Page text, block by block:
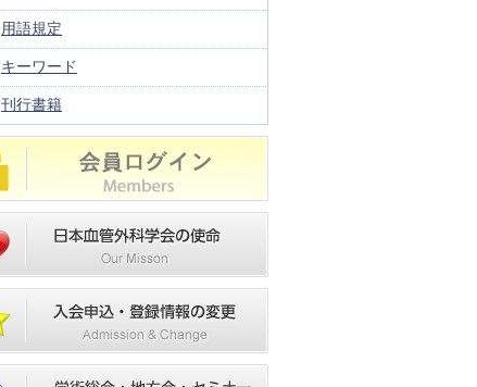
用語規定
キーワード
刊行書籍